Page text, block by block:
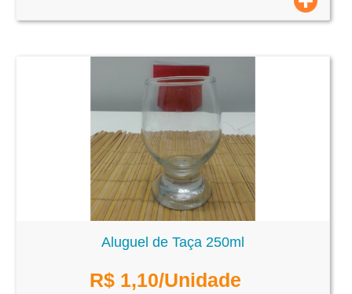
Aluguel de Taça 250ml
R$ 1,10/Unidade